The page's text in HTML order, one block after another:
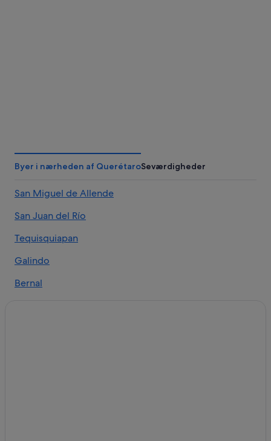
Byer i nærheden af QuerétaroSeværdigheder
San Miguel de Allende
San Juan del Río
Tequisquiapan
Galindo
Bernal